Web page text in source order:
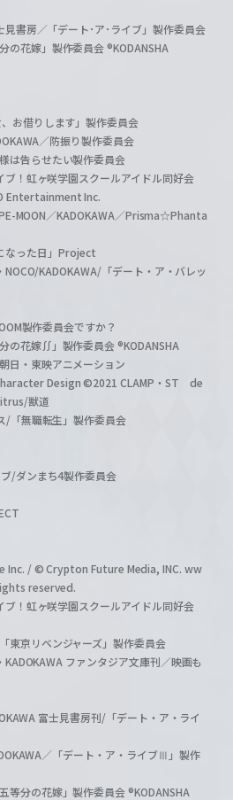
書房／「デート･ア･ライブ」製作委員会
花嫁」製作委員会 ®KODANSHA
お借りします」製作委員会
／防振り製作委員会
は告らせたい製作委員会
！虹ヶ咲学園スクールアイドル同好会
Entertainment Inc.
MOON／KADOKAWA／Prisma☆Phanta
なった日」Project
KADOKAWA/「デート・ア・バレッ
製作委員会ですか？
の花嫁∬」製作委員会 ®KODANSHA
日・東映アニメーション
Design ©2021 CLAMP・ST de
獣道
/「無職転生」製作委員会
/ダンまち4製作委員会
/ © Crypton Future Media, INC. ww
reserved.
！虹ヶ咲学園スクールアイドル同好会
東京リベンジャーズ」製作委員会
ファンタジア文庫刊／映画も
富士見書房刊/「デート・ア・ライ
／「デート・ア・ライブⅢ」製作
分の花嫁」製作委員会 ®KODANSHA